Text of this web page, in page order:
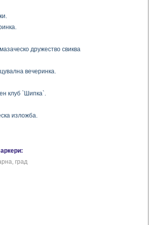
дружество свиква
вечеринка.
клуб `Шипка`.
изложба.
град